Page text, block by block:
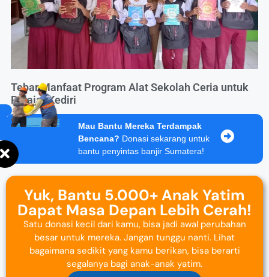
Tebar Manfaat Program Alat Sekolah Ceria untuk
Pelajar Kediri
Mau Bantu Mereka Terdampak
Bencana? Donasi sekarang untuk
bantu penyintas banjir Sumatera!
Yuk, Bantu 5.000+ Anak Yatim
Dapat Masa Depan Lebih Cerah!
Satu donasi kecil dari kamu, bisa jadi awal perubahan
besar untuk mereka. Jangan tunggu nanti. Lihat
bagaimana sedikit yang kamu berikan, bisa berarti
segalanya bagi anak-anak yatim.